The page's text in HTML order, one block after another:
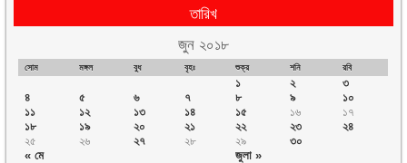
তারিখ
জুন ২০১৮
সোম মঙ্গল বুধ বৃহঃ শুক্র শনি রবি
« মে জুলা »
১ ২
৩
৪
৫ ৬ ৭ ৮ ৯
১০
১১
১২ ১৩ ১৪ ১৫ ১৬
১৭
১৮
১৯ ২০ ২১ ২২ ২৩
২৪
২৫
২৬ ২৭ ২৮ ২৯ ৩০